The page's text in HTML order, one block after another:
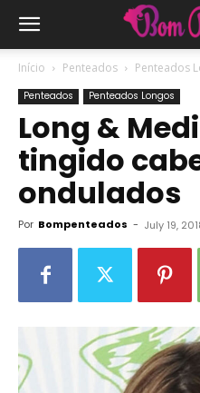
Início Penteados Penteados
Penteados Penteados Longos
Long &
tingido
ondulados
Por Bompenteados - July 19,